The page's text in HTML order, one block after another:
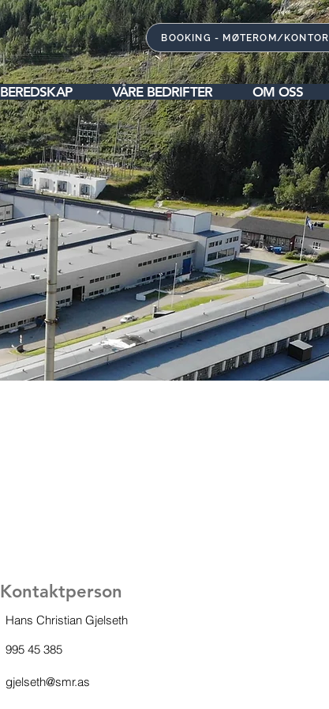
BOOKING - MØTEROM/KONTOR
BEREDSKAP VÅRE BEDRIFTER OM OSS
Kontaktperson
Hans Christian Gjelseth
995 45 385
gjelseth@smr.as